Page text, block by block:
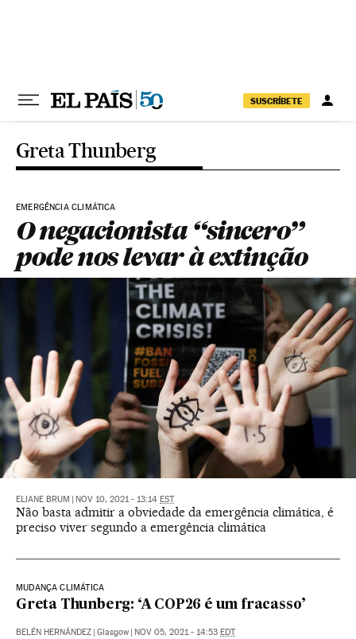
SUSCRÍBETE
Greta Thunberg
EMERGÊNCIA CLIMÁTICA
O negacionista “sincero”
pode nos levar à extinção
ELIANE BRUM NOV 10, 2021 - 13:14 EST
Não basta admitir a obviedade da emergência climática, é
preciso viver segundo a emergência climática
MUDANÇA CLIMÁTICA
Greta Thunberg: ‘A COP26 é um fracasso’
BELÉN HERNÁNDEZ Glasgow NOV 05, 2021 - 14:53 EDT